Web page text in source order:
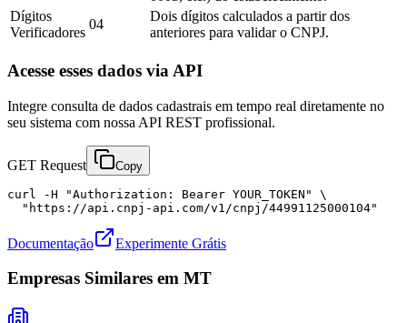
Dígitos
Verificadores
04
Dois dígitos calculados a partir dos
anteriores para validar o CNPJ.
Acesse esses dados via API
Integre consulta de dados cadastrais em tempo real diretamente no
seu sistema com nossa API REST profissional.
GET Request Copy
curl -H "Authorization: Bearer YOUR_TOKEN" \
  "https://api.cnpj-api.com/v1/cnpj/44991125000104"
Documentação Experimente Grátis
Empresas Similares em MT